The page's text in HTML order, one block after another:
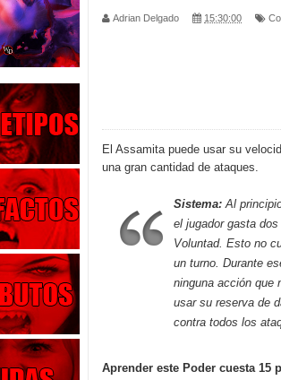
Parte 05: Sitiados
Parte 04: Se Descubre el Pastel
Parte 03: Una Piraña en el Bidé
Parte 02: Los Muertos Gobiernan a los Vivos
Parte 01: Escondido a Plena Luz
Parte 02: El Enemigo de mi Enemigo
Parte 06: Coletazos
Parte 05: Los Horrores del Infierno
Parte 04: Oídos Sordos
Adrian Delgado 15:30:00
El Assamita puede usar su
una gran cantidad de ataques.
Sistema: Al
el jugador gasta
Voluntad. Esto no
un turno. Durante
ninguna acción que
usar su reserva de
contra todos los
Aprender este Poder cuesta 15